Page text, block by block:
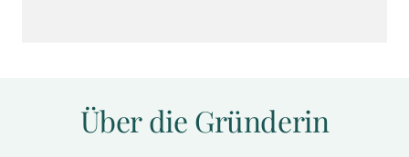
Über die Gründerin